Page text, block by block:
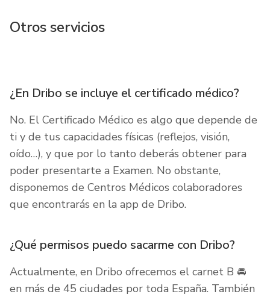
Otros servicios
¿En Dribo se incluye el certificado médico?
No. El Certificado Médico es algo que depende de
ti y de tus capacidades físicas (reflejos, visión,
oído…), y que por lo tanto deberás obtener para
poder presentarte a Examen. No obstante,
disponemos de Centros Médicos colaboradores
que encontrarás en la app de Dribo.
¿Qué permisos puedo sacarme con Dribo?
Actualmente, en Dribo ofrecemos el carnet B 🚘
en más de 45 ciudades por toda España. También